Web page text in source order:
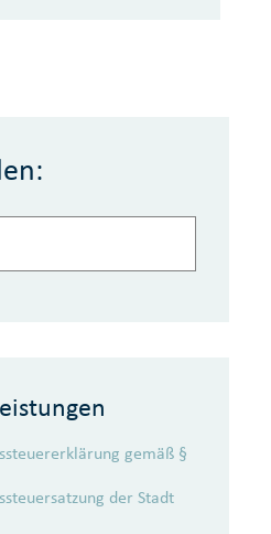
gemäß §
der Stadt